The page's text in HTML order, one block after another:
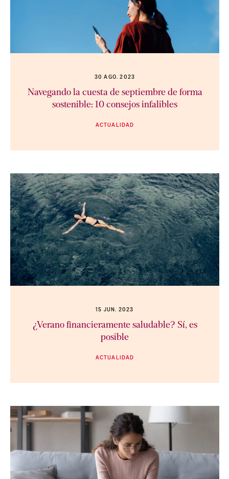
30 AGO. 2023
Navegando la cuesta de septiembre de forma
sostenible: 10 consejos infalibles
ACTUALIDAD
15 JUN. 2023
¿Verano financieramente saludable? Sí, es
posible
ACTUALIDAD